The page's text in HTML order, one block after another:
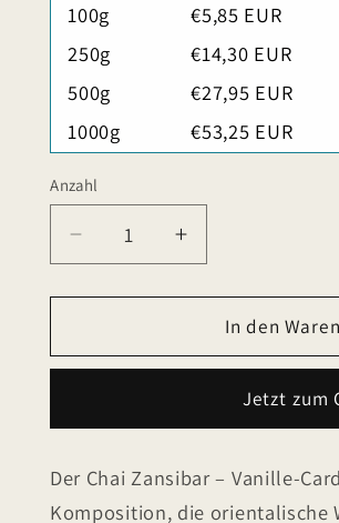
100g
€5,85 EUR
250g
€14,30 EUR
500g
€27,95 EUR
1000g
€53,25 EUR
Anzahl
Verringere
die
Menge
Chai
Vanille-
Geschmack
Erhöhe
die
Menge
Chai
Vanille-
Geschmack
In den
Jetzt zum
Der Chai Zansibar – Vanille-
Komposition, die orientalische